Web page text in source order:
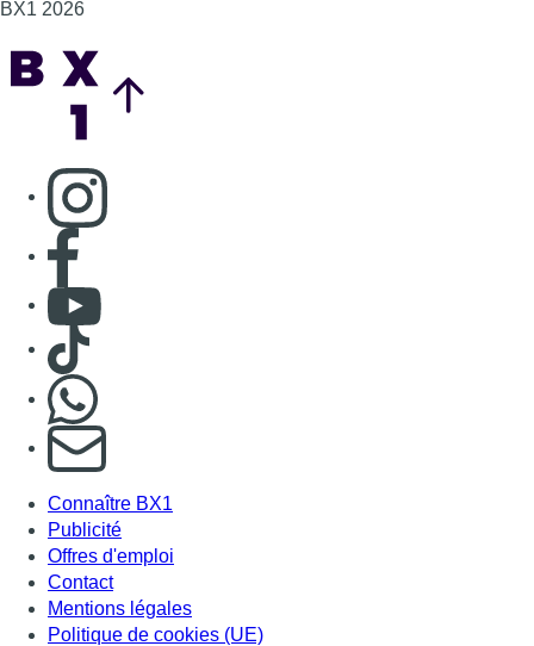
BX1 2026
Consulter page Instagram
Consulter page Facebook
Consulter Youtube
Consulter TikTok
S'abonner à notre newsletter
Connaître BX1
Publicité
Offres d'emploi
Contact
Mentions légales
Politique de cookies (UE)